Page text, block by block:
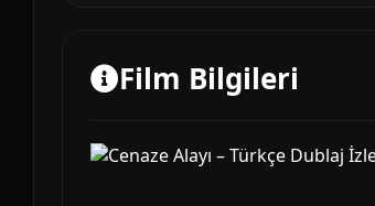
Film Bilgileri